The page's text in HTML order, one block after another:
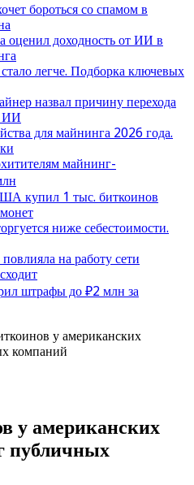
бороться со спамом в
оценил доходность от ИИ в
легче. Подборка ключевых
назвал причину перехода
ИИ
для майнинга 2026 года.
майнинг-
купил 1 тыс. биткоинов
ниже себестоимости.
на работу сети
штрафы до ₽2 млн за
у американских
компаний
у американских
публичных